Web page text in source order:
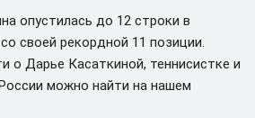
опустилась до 12 строки в
своей рекордной 11 позиции.
о Дарье Касаткиной, теннисистке и
можно найти на нашем